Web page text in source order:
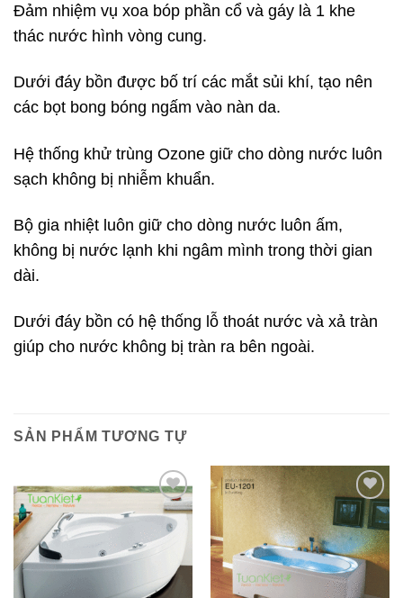
Đảm nhiệm vụ xoa bóp phần cổ và gáy là 1 khe
thác nước hình vòng cung.
Dưới đáy bồn được bố trí các mắt sủi khí, tạo nên
các bọt bong bóng ngấm vào nàn da.
Hệ thống khử trùng Ozone giữ cho dòng nước luôn
sạch không bị nhiễm khuẩn.
Bộ gia nhiệt luôn giữ cho dòng nước luôn ấm,
không bị nước lạnh khi ngâm mình trong thời gian
dài.
Dưới đáy bồn có hệ thống lỗ thoát nước và xả tràn
giúp cho nước không bị tràn ra bên ngoài.
SẢN PHẨM TƯƠNG TỰ
Add to
wishlist
Add to
wishlist